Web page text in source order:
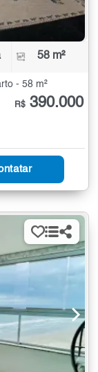
58 m²
- 58 m²
R$ 390.000